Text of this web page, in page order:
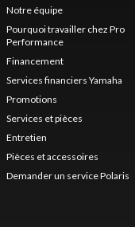
Notre équipe
Pourquoi travailler chez Pro
Performance
Financement
Services financiers Yamaha
Promotions
Services et pièces
Entretien
Pièces et accessoires
Demander un service Polaris